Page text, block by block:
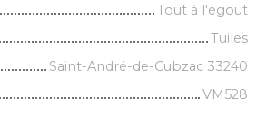
Tout à l'égout
Tuiles
Saint-André-de-Cubzac 33240
VM528